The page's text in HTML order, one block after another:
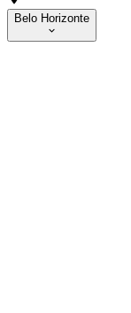
Belo Horizonte